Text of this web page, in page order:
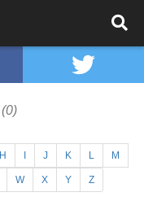
(0)
H J K L M
W X Y Z